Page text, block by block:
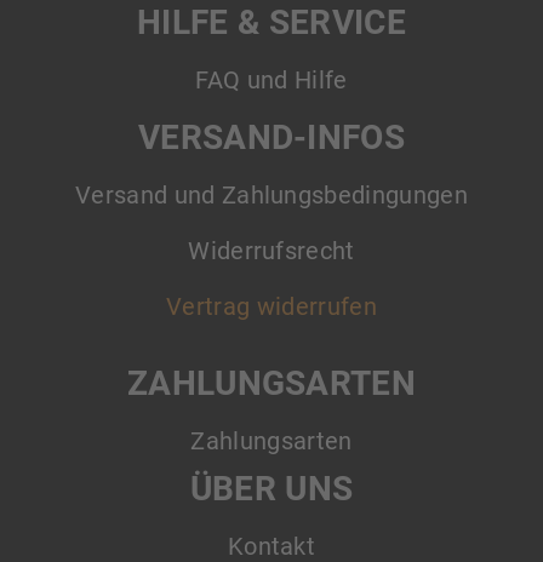
HILFE & SERVICE
FAQ und Hilfe
VERSAND-INFOS
Versand und Zahlungsbedingungen
Widerrufsrecht
Vertrag widerrufen
ZAHLUNGSARTEN
Zahlungsarten
ÜBER UNS
Kontakt